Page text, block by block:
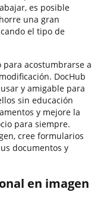
es posible
una gran
el tipo de
para acostumbrarse a
DocHub
y amigable para
sin educación
y mejore la
para siempre.
cree formularios
documentos y
en imagen